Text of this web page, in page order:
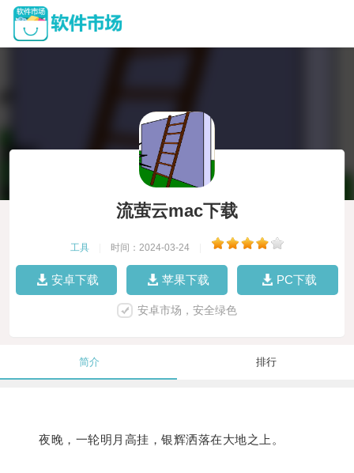
流萤云mac下载
工具 时间：2024-03-24
安卓下载 苹果下载 PC下载
安卓市场，安全绿色
简介 排行
夜晚，一轮明月高挂，银辉洒落在大地之上。